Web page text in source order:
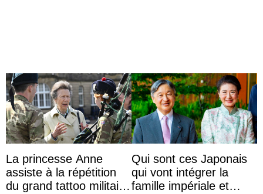
La princesse Anne
assiste à la répétition
du grand tattoo militaire
Qui sont ces Japonais
qui vont intégrer la
famille impériale et